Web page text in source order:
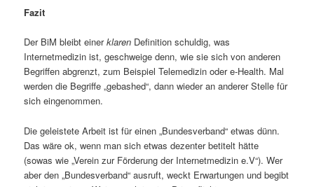
Fazit
Der BiM bleibt einerklaren Definition schuldig, was
Internetmedizin ist, geschweige denn, wie sie sich von anderen
Begriffen abgrenzt, zum Beispiel Telemedizin oder e-Health. Mal
werden die Begriffe „gebashed“, dann wieder an anderer Stelle für
sich eingenommen.
Die geleistete Arbeit ist für einen „Bundesverband“ etwas dünn.
Das wäre ok, wenn man sich etwas dezenter betitelt hätte
(sowas wie „Verein zur Förderung der Internetmedizin e.V“). Wer
aber den „Bundesverband“ ausruft, weckt Erwartungen und begibt